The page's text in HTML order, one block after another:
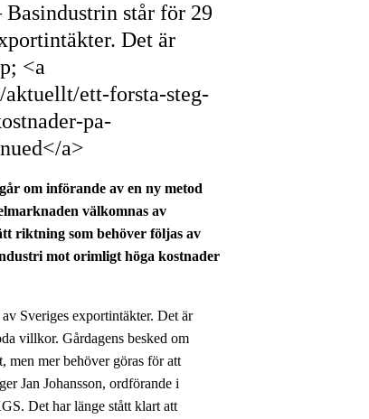
står för 29
Det är
<a
ett-forsta-steg-
pa-
a>
om införande av en ny metod
välkomnas av
riktning som behöver följas av
mot orimligt höga kostnader
Sveriges exportintäkter. Det är
villkor. Gårdagens besked om
men mer behöver göras för att
Jan Johansson, ordförande i
Det har länge stått klart att